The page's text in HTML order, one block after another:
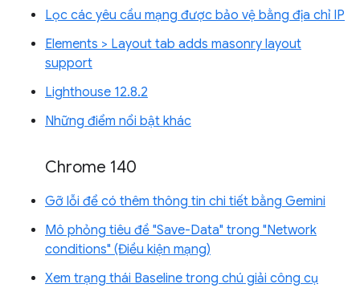
Lọc các yêu cầu mạng được bảo vệ bằng địa chỉ IP
Elements > Layout tab adds masonry layout
support
Lighthouse 12.8.2
Những điểm nổi bật khác
Chrome 140
Gỡ lỗi để có thêm thông tin chi tiết bằng Gemini
Mô phỏng tiêu đề "Save-Data" trong "Network
conditions" (Điều kiện mạng)
Xem trạng thái Baseline trong chú giải công cụ